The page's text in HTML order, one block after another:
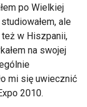
po Wielkiej
ale
w Hiszpanii,
na swojej
mi się uwiecznić
2010.